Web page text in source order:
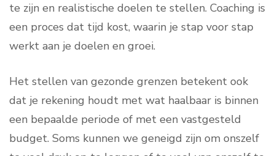
te zijn en realistische doelen te stellen. Coaching is
een proces dat tijd kost, waarin je stap voor stap
werkt aan je doelen en groei.
Het stellen van gezonde grenzen betekent ook
dat je rekening houdt met wat haalbaar is binnen
een bepaalde periode of met een vastgesteld
budget. Soms kunnen we geneigd zijn om onszelf